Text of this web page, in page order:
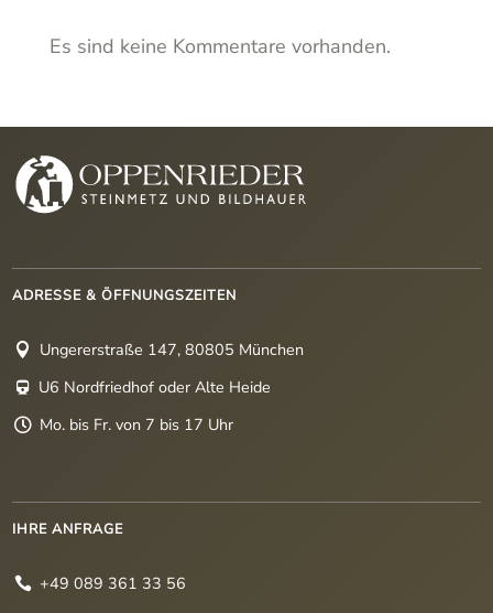
Es sind keine Kommentare vorhanden.
ADRESSE & ÖFFNUNGSZEITEN
 Ungererstraße 147, 80805 München
 U6 Nordfriedhof oder Alte Heide
 Mo. bis Fr. von 7 bis 17 Uhr
IHRE ANFRAGE
 +49 089 361 33 56